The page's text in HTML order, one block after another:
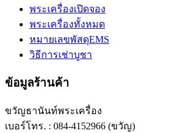
พระเครื่องเปิดจอง
พระเครื่องทั้งหมด
หมายเลขพัสดุEMS
วิธีการเช่าบูชา
ข้อมูลร้านค้า
ขวัญธานันท์พระเครื่อง
เบอร์โทร. : 084-4152966 (ขวัญ)